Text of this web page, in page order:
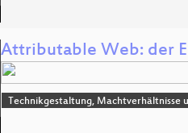
Attributable Web: der
Technikgestaltung, Machtverhältnisse